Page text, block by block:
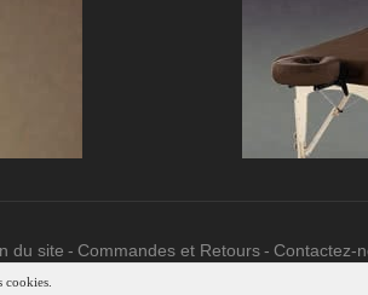
du site Commandes et Retours Contactez-
cookies.